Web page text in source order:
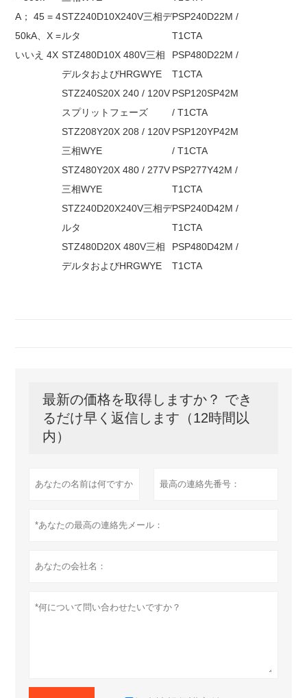
A ；
45 = 4
50kA、X =
いいえ 4X
STZ240D10X240V三相デ
ルタ
PSP240D22M /
T1CTA
STZ480D10X 480V三相
デルタおよびHRGWYE
PSP480D22M /
T1CTA
STZ240S20X 240 / 120V
スプリットフェーズ
PSP120SP42M
/ T1CTA
STZ208Y20X 208 / 120V
三相WYE
PSP120YP42M
/ T1CTA
STZ480Y20X 480 / 277V
三相WYE
PSP277Y42M /
T1CTA
STZ240D20X240V三相デ
ルタ
PSP240D42M /
T1CTA
STZ480D20X 480V三相
デルタおよびHRGWYE
PSP480D42M /
T1CTA
最新の価格を取得しますか？ でき
るだけ早く返信します（12時間以
内）